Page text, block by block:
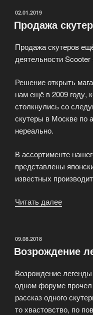
ОПУБЛИКОВАНО
02.01.2019
Продажа
Продажа скутеров
деятельности Scooter
Решение открыть
нам ещё в 2009 году,
столкнулись со
скутеры в Москве по
нереально.
В ассортименте
представлены
известных
Читать далее
ОПУБЛИКОВАНО
09.08.2018
Возрождение
Возрождение
одном форуме
рассказ одного
то хвастовство, по